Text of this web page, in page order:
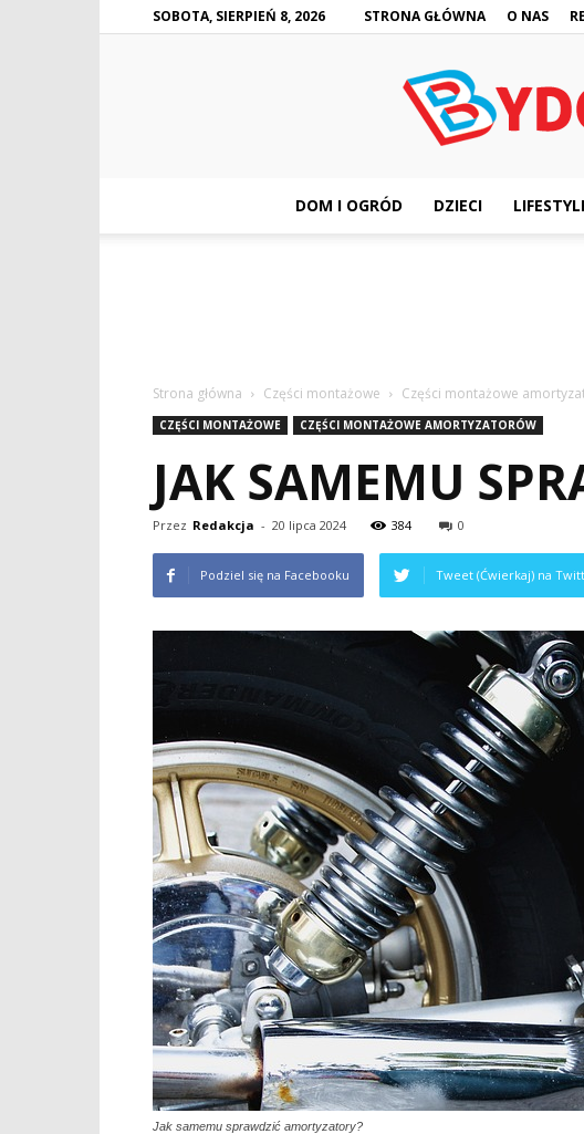
SOBOTA, SIERPIEŃ 8, 2026 STRONA GŁÓWNA O NAS
DOM I OGRÓD DZIECI
Strona główna Części montażowe Części montażowe
CZĘŚCI MONTAŻOWE CZĘŚCI MONTAŻOWE AMORTYZATORÓW
JAK SAMEMU
Przez Redakcja - 20 lipca 2024 384 0
Podziel się na Facebooku Tweet (Ćwierkaj) na
Jak samemu sprawdzić amortyzatory?